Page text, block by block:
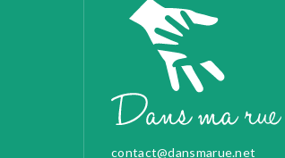
contact@dansmarue.net